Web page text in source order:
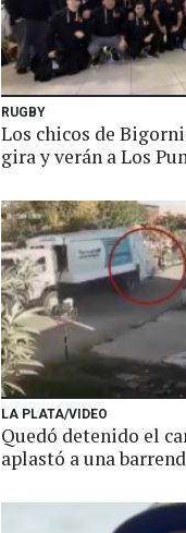
RUGBY
Los chicos de
gira y verán a Los
LA PLATA/VIDEO
Quedó detenido el
aplastó a una